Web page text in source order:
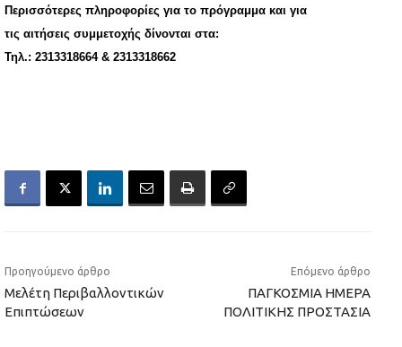
Περισσότερες πληροφορίες για το πρόγραμμα και για
τις αιτήσεις συμμετοχής δίνονται στα:
Τηλ.: 2313318664 & 2313318662
Προηγούμενο άρθρο
Μελέτη Περιβαλλοντικών
Επιπτώσεων
Επόμενο άρθρο
ΠΑΓΚΟΣΜΙΑ ΗΜΕΡΑ
ΠΟΛΙΤΙΚΗΣ ΠΡΟΣΤΑΣΙΑ